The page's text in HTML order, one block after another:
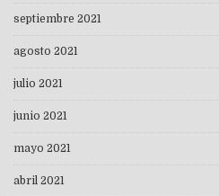
septiembre 2021
agosto 2021
julio 2021
junio 2021
mayo 2021
abril 2021